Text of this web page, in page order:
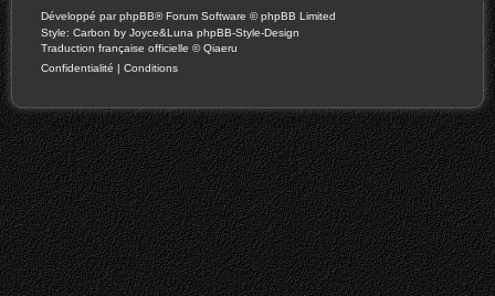
Développé parphpBB® Forum Software © phpBB Limited
Style: Carbon by Joyce&Luna phpBB-Style-Design
Traduction française officielle ©Qiaeru
Confidentialité | Conditions